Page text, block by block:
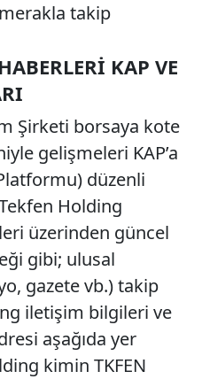
takip
KAP VE
Şirketi borsaya kote
gelişmeleri KAP’a
düzenli
Holding
üzerinden güncel
gibi; ulusal
gazete vb.) takip
iletişim bilgileri ve
aşağıda yer
kimin TKFEN